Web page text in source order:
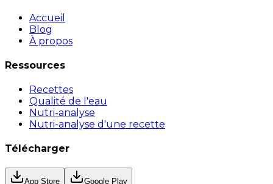
Accueil
Blog
À propos
Ressources
Recettes
Qualité de l'eau
Nutri-analyse
Nutri-analyse d'une recette
Télécharger
App Store Google Play